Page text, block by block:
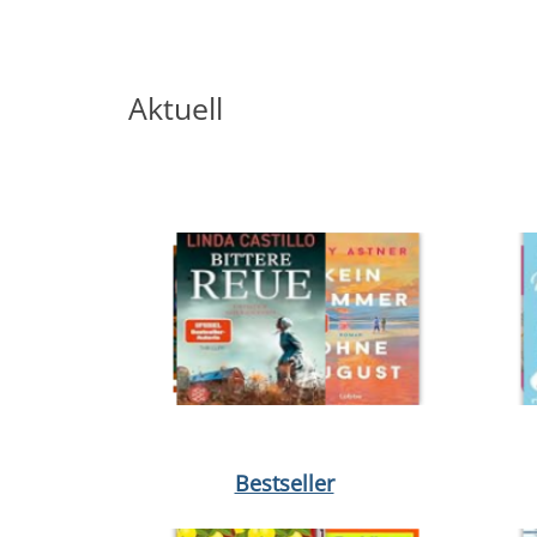
Aktuell
Bestseller